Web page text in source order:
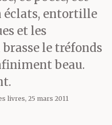
des
à
à seul
n’ont
éclats, entortille
et les
le tréfonds
beau.
livres, 25 mars 2011